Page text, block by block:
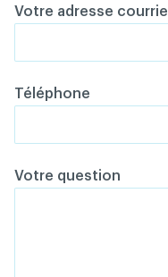
Votre adresse courriel
Téléphone
Votre question